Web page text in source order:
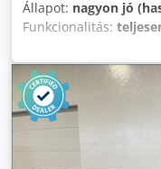
Állapot: nagyon jó
Funkcionalitás:
érintéses numerikus
Panelmagasság mm
Akár 25 m/perc
elektronikusan
elektronikusan